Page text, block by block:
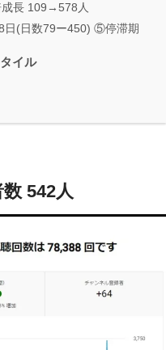
長 109→578人
日(日数79ー450) ⑤停滞期
イル
542人